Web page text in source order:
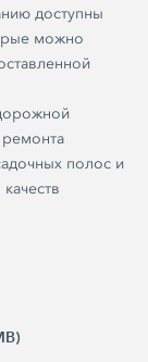
доступны
можно
полос и